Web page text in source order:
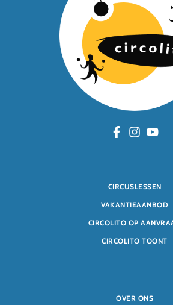
CIRCUSLESSEN
VAKANTIEAANBOD
CIRCOLITO OP
CIRCOLITO TOONT
OVER ONS